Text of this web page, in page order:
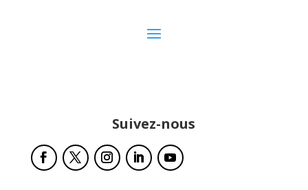
Suivez-nous